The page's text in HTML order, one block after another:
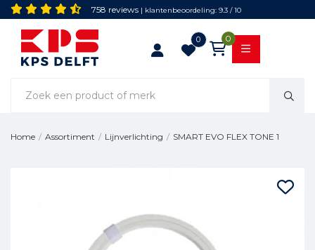
758 reviews | klantenbeoordeling: 9.3 / 10
0 0
Home / Assortiment / Lijnverlichting / SMART EVO FLEX TONE 1